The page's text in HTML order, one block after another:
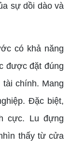
sự dồi dào và
có khả năng
được đặt đúng
chính. Mang
Đặc biệt,
cực. Lu đựng
thấy từ cửa